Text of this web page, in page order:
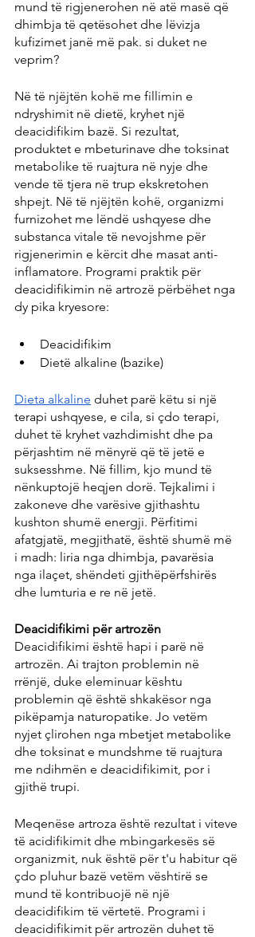
mund të rigjenerohen në atë masë që
dhimbja të qetësohet dhe lëvizja
kufizimet janë më pak. si duket ne
veprim?
Në të njëjtën kohë me fillimin e
ndryshimit në dietë, kryhet një
deacidifikim bazë. Si rezultat,
produktet e mbeturinave dhe toksinat
metabolike të ruajtura në nyje dhe
vende të tjera në trup ekskretohen
shpejt. Në të njëjtën kohë, organizmi
furnizohet me lëndë ushqyese dhe
substanca vitale të nevojshme për
rigjenerimin e kërcit dhe masat anti-
inflamatore. Programi praktik për
deacidifikimin në artrozë përbëhet nga
dy pika kryesore:
Deacidifikim
Dietë alkaline (bazike)
Dieta alkaline duhet parë këtu si një
terapi ushqyese, e cila, si çdo terapi,
duhet të kryhet vazhdimisht dhe pa
përjashtim në mënyrë që të jetë e
suksesshme. Në fillim, kjo mund të
nënkuptojë heqjen dorë. Tejkalimi i
zakoneve dhe varësive gjithashtu
kushton shumë energji. Përfitimi
afatgjatë, megjithatë, është shumë më
i madh: liria nga dhimbja, pavarësia
nga ilaçet, shëndeti gjithëpërfshirës
dhe lumturia e re në jetë.
Deacidifikimi për artrozën
Deacidifikimi është hapi i parë në
artrozën. Ai trajton problemin në
rrënjë, duke eleminuar kështu
problemin që është shkakësor nga
pikëpamja naturopatike. Jo vetëm
nyjet çlirohen nga mbetjet metabolike
dhe toksinat e mundshme të ruajtura
me ndihmën e deacidifikimit, por i
gjithë trupi.
Meqenëse artroza është rezultat i viteve
të acidifikimit dhe mbingarkesës së
organizmit, nuk është për t'u habitur që
çdo pluhur bazë vetëm vështirë se
mund të kontribuojë në një
deacidifikim të vërtetë. Programi i
deacidifikimit për artrozën duhet të